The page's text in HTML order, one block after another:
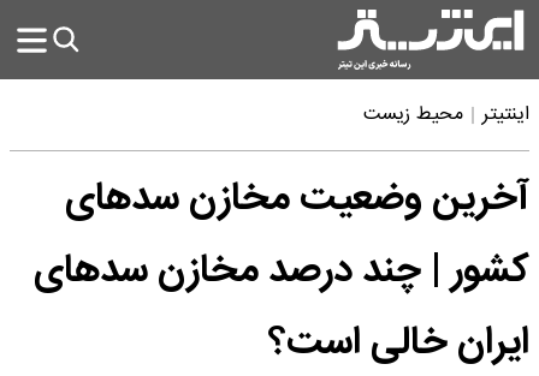
اینتیتر محیط زیست
آخرین وضعیت مخازن سدهای
کشور | چند درصد مخازن سدهای
ایران خالی است؟